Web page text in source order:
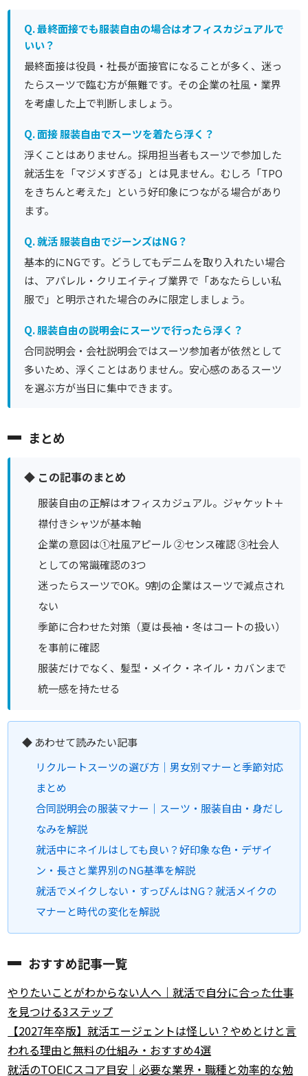
Q. 最終面接でも服装自由の場合はオフィスカジュアルで
いい？
最終面接は役員・社長が面接官になることが多く、迷っ
たらスーツで臨む方が無難です。その企業の社風・業界
を考慮した上で判断しましょう。
Q. 面接 服装自由でスーツを着たら浮く？
浮くことはありません。採用担当者もスーツで参加した
就活生を「マジメすぎる」とは見ません。むしろ「TPO
をきちんと考えた」という好印象につながる場合があり
ます。
Q. 就活 服装自由でジーンズはNG？
基本的にNGです。どうしてもデニムを取り入れたい場合
は、アパレル・クリエイティブ業界で「あなたらしい私
服で」と明示された場合のみに限定しましょう。
Q. 服装自由の説明会にスーツで行ったら浮く？
合同説明会・会社説明会ではスーツ参加者が依然として
多いため、浮くことはありません。安心感のあるスーツ
を選ぶ方が当日に集中できます。
まとめ
◆ この記事のまとめ
服装自由の正解はオフィスカジュアル。ジャケット＋
襟付きシャツが基本軸
企業の意図は①社風アピール ②センス確認 ③社会人
としての常識確認の3つ
迷ったらスーツでOK。9割の企業はスーツで減点され
ない
季節に合わせた対策（夏は長袖・冬はコートの扱い）
を事前に確認
服装だけでなく、髪型・メイク・ネイル・カバンまで
統一感を持たせる
◆ あわせて読みたい記事
リクルートスーツの選び方｜男女別マナーと季節対応
まとめ
合同説明会の服装マナー｜スーツ・服装自由・身だし
なみを解説
就活中にネイルはしても良い？好印象な色・デザイ
ン・長さと業界別のNG基準を解説
就活でメイクしない・すっぴんはNG？就活メイクの
マナーと時代の変化を解説
おすすめ記事一覧
やりたいことがわからない人へ｜就活で自分に合った仕事
を見つける3ステップ
【2027年卒版】就活エージェントは怪しい？やめとけと言
われる理由と無料の仕組み・おすすめ4選
就活のTOEICスコア目安｜必要な業界・職種と効率的な勉